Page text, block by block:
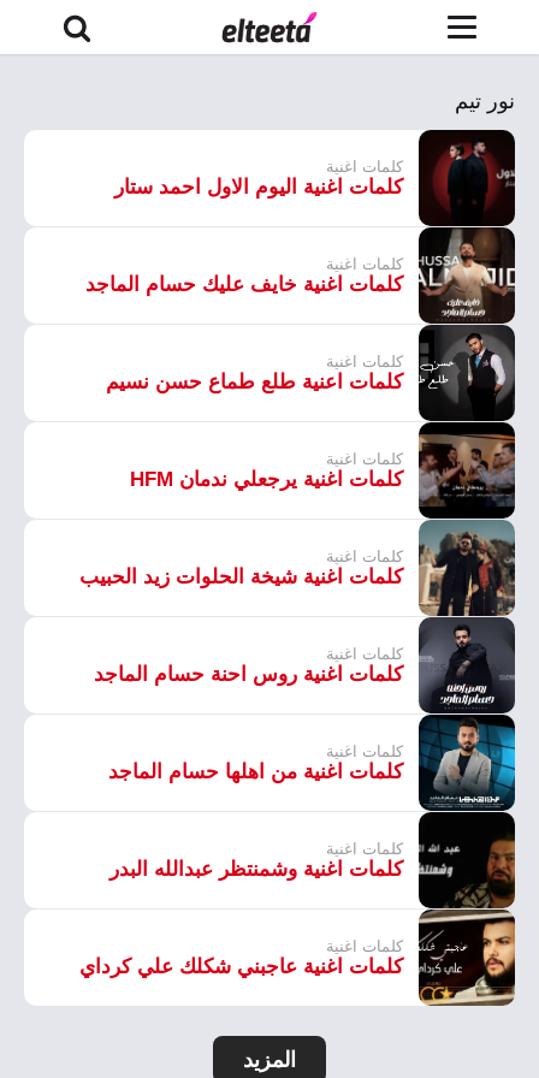
نور تيم
كلمات اغنية
كلمات اغنية اليوم الاول احمد ستار
كلمات اغنية
كلمات اغنية خايف عليك حسام الماجد
كلمات اغنية
كلمات اعنية طلع طماع حسن نسيم
كلمات اغنية
كلمات اغنية يرجعلي ندمان HFM
كلمات اغنية
كلمات اغنية شيخة الحلوات زيد الحبيب
كلمات اغنية
كلمات اغنية روس احنة حسام الماجد
كلمات اغنية
كلمات اغنية من اهلها حسام الماجد
كلمات اغنية
كلمات اغنية وشمنتظر عبدالله البدر
كلمات اغنية
كلمات اغنية عاجبني شكلك علي كرداي
المزيد